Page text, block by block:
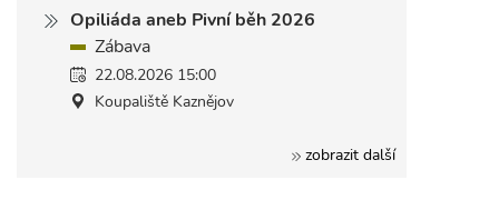
Opiliáda aneb Pivní běh 2026
Zábava
22.08.2026 15:00
Koupaliště Kaznějov
zobrazit další